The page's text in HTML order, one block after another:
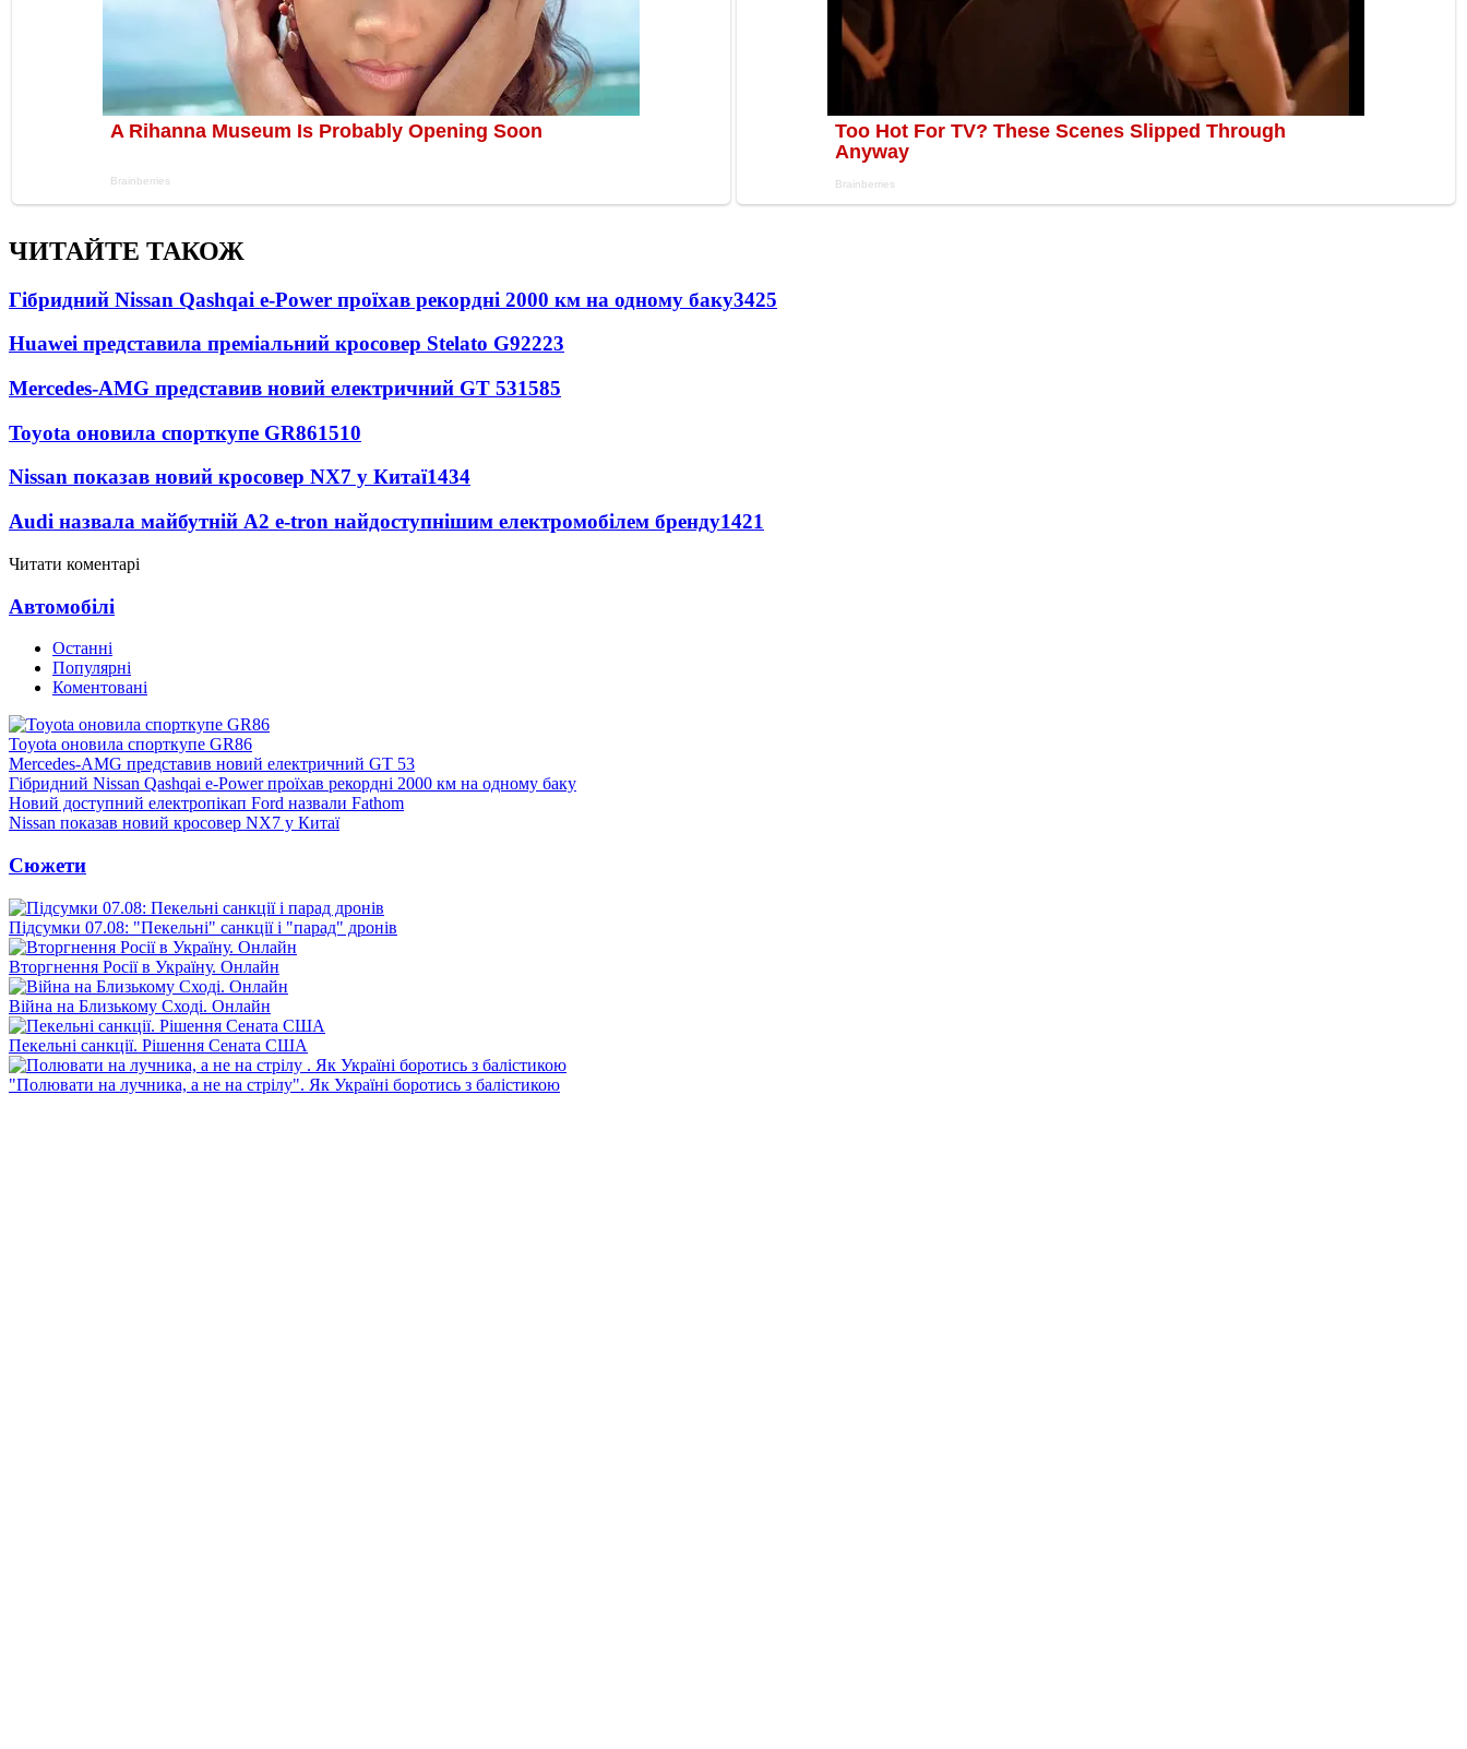
ЧИТАЙТЕ ТАКОЖ
Гібридний Nissan Qashqai e-Power проїхав рекордні 2000 км на одному баку3425
Huawei представила преміальний кросовер Stelato G92223
Mercedes-AMG представив новий електричний GT 531585
Toyota оновила спорткупе GR861510
Nissan показав новий кросовер NX7 у Китаї1434
Audi назвала майбутній A2 e-tron найдоступнішим електромобілем бренду1421
Читати коментарі
Автомобілі
Останні
Популярні
Коментовані
Toyota оновила спорткупе GR86
Mercedes-AMG представив новий електричний GT 53
Гібридний Nissan Qashqai e-Power проїхав рекордні 2000 км на одному баку
Новий доступний електропікап Ford назвали Fathom
Nissan показав новий кросовер NX7 у Китаї
Сюжети
Підсумки 07.08: "Пекельні" санкції і "парад" дронів
Вторгнення Росії в Україну. Онлайн
Війна на Близькому Сході. Онлайн
Пекельні санкції. Рішення Сената США
"Полювати на лучника, а не на стрілу". Як Україні боротись з балістикою